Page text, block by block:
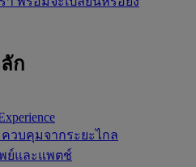
ก
วบคุมจากระยะไกล
ย์และแพตช์